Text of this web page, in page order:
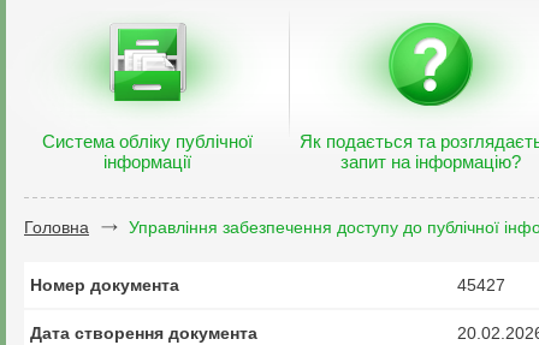
Система обліку публічної
інформації
Як подається та
запит на інформацію?
Головна Управління забезпечення доступу до публічної
Номер документа 45427
Дата створення документа